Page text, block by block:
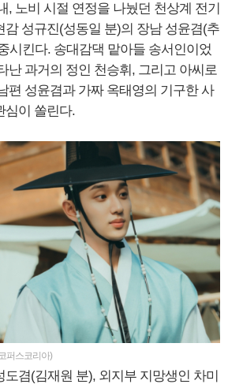
, 노비 시절 연정을 나눴던 천상계 전기
감 성규진(성동일 분)의 장남 성윤겸(추
시킨다. 송대감댁 맡아들 송서인이었
난 과거의 정인 천승휘, 그리고 아씨로
편 성윤겸과 가짜 옥태영의 기구한 사
심이 쏠린다.
퍼스코리아)
도겸(김재원 분), 외지부 지망생인 차미